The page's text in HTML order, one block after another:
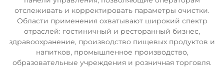
отслеживать и корректировать параметры очистки.
Области применения охватывают широкий спектр
отраслей: гостиничный и ресторанный бизнес,
здравоохранение, производство пищевых продуктов и
напитков, промышленное производство,
образовательные учреждения и розничная торговля.